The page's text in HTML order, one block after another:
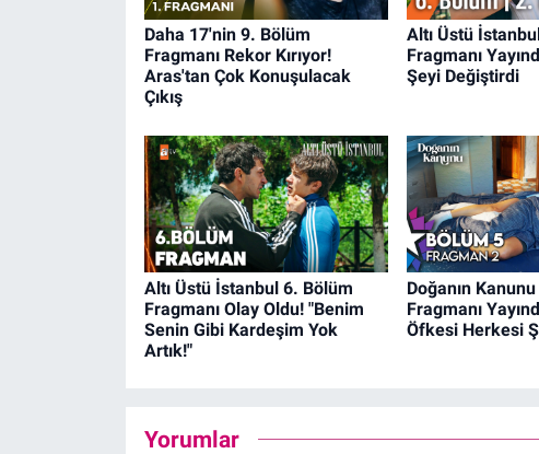
Daha 17'nin 9. Bölüm
Fragmanı Rekor Kırıyor!
Aras'tan Çok Konuşulacak
Çıkış
Altı Üstü
Fragmanı
Şeyi Değiştirdi
Altı Üstü İstanbul 6. Bölüm
Fragmanı Olay Oldu! "Benim
Senin Gibi Kardeşim Yok
Artık!"
Doğanın
Fragmanı
Öfkesi Herkesi
Yorumlar